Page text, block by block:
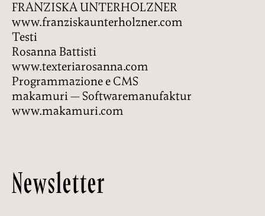
SPA DEL VINO
TARIFFE
RICHIESTE
PRENOTAZIONE
RAGGIUNGERCI
FRANZISKA UNTERHOLZNER
www.franziskaunterholzner.com
Testi
Rosanna Battisti
www.texteriarosanna.com
Programmazione e CMS
makamuri — Softwaremanufaktur
www.makamuri.com
Newsletter